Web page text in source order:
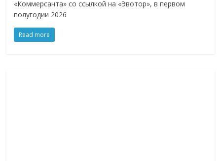
«Коммерсанта» со ссылкой на «Эвотор», в первом
полугодии 2026
Read more